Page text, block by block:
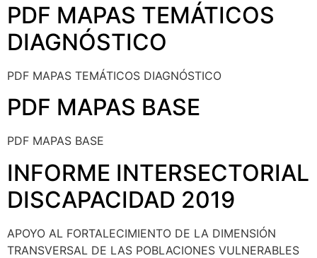
PDF MAPAS TEMÁTICOS
DIAGNÓSTICO
PDF MAPAS TEMÁTICOS DIAGNÓSTICO
PDF MAPAS BASE
PDF MAPAS BASE
INFORME INTERSECTORIAL
DISCAPACIDAD 2019
APOYO AL FORTALECIMIENTO DE LA DIMENSIÓN
TRANSVERSAL DE LAS POBLACIONES VULNERABLES